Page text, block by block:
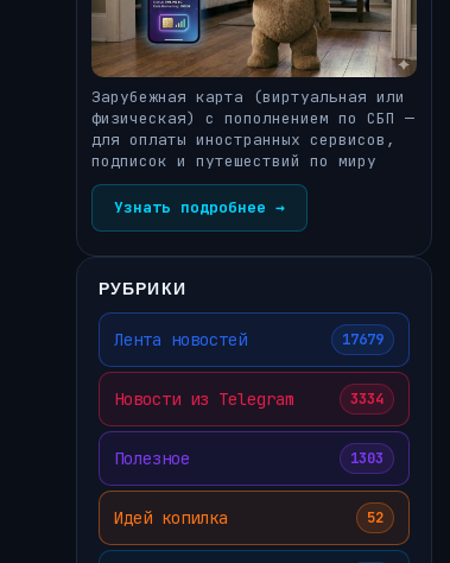
Зарубежная карта (виртуальная или
физическая) с пополнением по СБП —
для оплаты иностранных сервисов,
подписок и путешествий по миру
Узнать подробнее →
РУБРИКИ
Лента новостей 17679
Новости из Telegram 3334
Полезное 1303
Идей копилка 52